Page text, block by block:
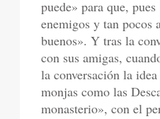
puede» para que,
enemigos y tan pocos
buenos». Y tras la
con sus amigas,
la conversación la
monjas como las
monasterio», con el